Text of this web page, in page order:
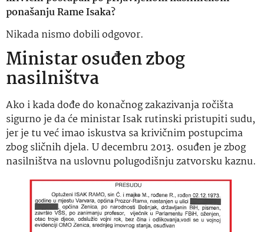
ponašanju Rame Isaka?
Nikada nismo dobili odgovor.
Ministar osuđen zbog
nasilništva
Ako i kada dođe do konačnog zakazivanja ročišta
sigurno je da će ministar Isak rutinski pristupiti sudu,
jer je tu već imao iskustva sa krivičnim postupcima
zbog sličnih djela. U decembru 2013. osuđen je zbog
nasilništva na uslovnu polugodišnju zatvorsku kaznu.